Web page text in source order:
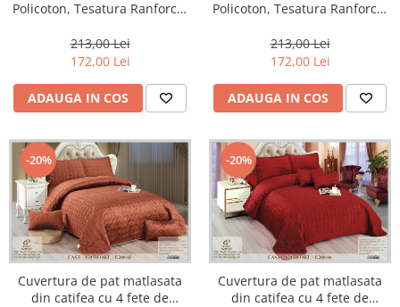
Policoton, Tesatura Ranforce,
213,00 Lei
172,00 Lei
ADAUGA IN COS
Policoton, Tesatura Ranforce,
213,00 Lei
172,00 Lei
ADAUGA IN COS
-20%
Cuvertura de pat matlasata
din catifea cu 4 fete de
-20%
Cuvertura de pat matlasata
din catifea cu 4 fete de